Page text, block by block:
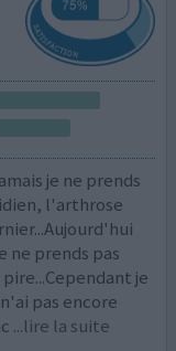
je ne prends
l'arthrose
ne prends pas
je
pas encore
...lire la suite